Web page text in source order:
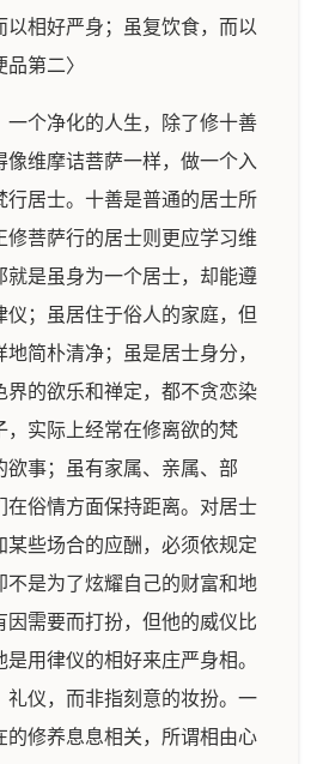
以相好严身；虽复饮食，而以
第二〉
一个净化的人生，除了修十善
像维摩诘菩萨一样，做一个入
行居士。十善是普通的居士所
修菩萨行的居士则更应学习维
就是虽身为一个居士，却能遵
仪；虽居住于俗人的家庭，但
简朴清净；虽是居士身分，
界的欲乐和禅定，都不贪恋染
，实际上经常在修离欲的梵
欲事；虽有家属、亲属、部
在俗情方面保持距离。对居士
某些场合的应酬，必须依规定
不是为了炫耀自己的财富和地
因需要而打扮，但他的威仪比
用律仪的相好来庄严身相。
礼仪，而非指刻意的妆扮。一
的修养息息相关，所谓相由心